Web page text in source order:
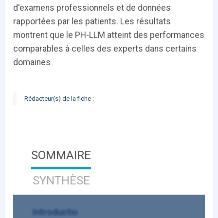
d'examens professionnels et de données
rapportées par les patients. Les résultats
montrent que le PH-LLM atteint des performances
comparables à celles des experts dans certains
domaines
Rédacteur(s) de la fiche :
SOMMAIRE
SYNTHÈSE
Introductio
MEMBRES BEESENS 52
Amélie BEAUX
Associée KOS AVOCATS en e-